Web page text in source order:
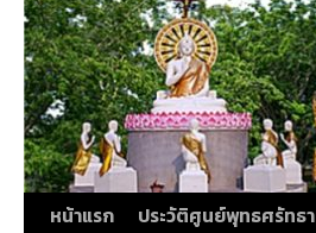
หน้าแรก ประวัติศูนย์พุทธศรัทธา